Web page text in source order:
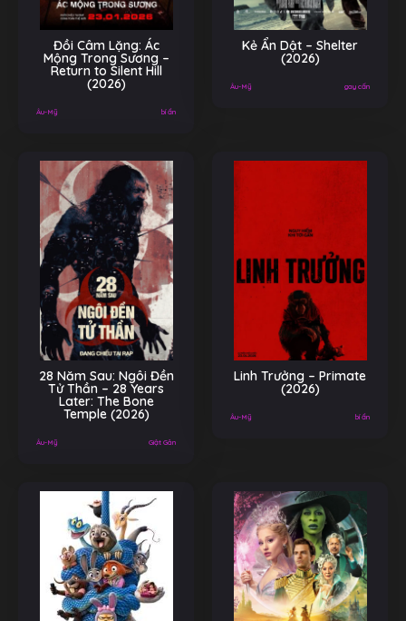
Đồi Câm Lặng: Ác
Mộng Trong Sương –
Return to Silent Hill
(2026)
Âu-Mỹ bí ẩn
Kẻ Ẩn Dật – Shelter
(2026)
Âu-Mỹ gay cấn
28 Năm Sau: Ngôi Đền
Tử Thần – 28 Years
Later: The Bone
Temple (2026)
Âu-Mỹ Giật Gân
Linh Trưởng – Primate
(2026)
Âu-Mỹ bí ẩn